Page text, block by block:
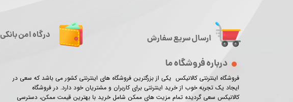
ارسال سریع سفارش
درباره فروشگاه ما
فروشگاه اینترنتی کالانیکس یکی از بزرگترین فروشگاه های اینترنتی کشور می باشد که سعی در
ایجاد یک تجربه خوب از خرید اینترنتی برای کاربران و مشتریان خود دارد. در فروشگاه
کالانیکس سعی گردیده تمام مزیت های ممکن شامل خرید با بهترین قیمت ممکن، دسترسی
درگاه امن بانکی